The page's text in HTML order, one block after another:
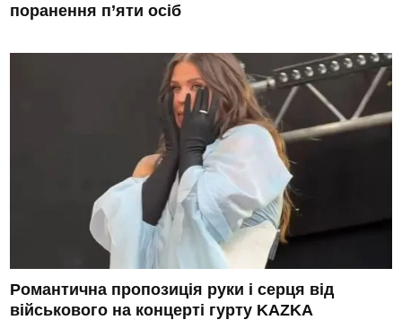
поранення п’яти осіб
Романтична пропозиція руки і серця від
військового на концерті гурту KAZKA